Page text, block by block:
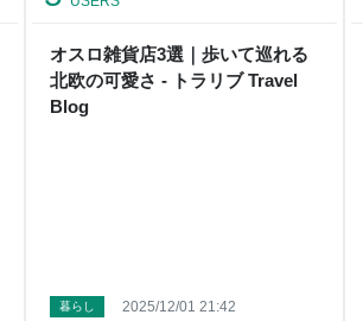
オスロ雑貨店3選｜歩いて巡れる
北欧の可愛さ - トラリブ Travel
Blog
暮らし 2025/12/01 21:42